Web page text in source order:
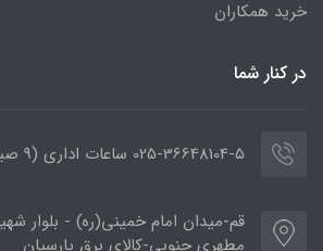
خرید همکاران
در کنار شما
025-36648104-5 ساعات اداری (9 صبح الی 14)
قم-میدان امام خمینی(ره) - بلوار
مطهری جنوبی-کالای برق پارسیان